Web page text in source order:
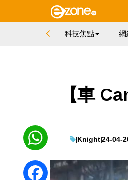
科技焦點 網
【車
|Knight|24-04-
WhatsApp